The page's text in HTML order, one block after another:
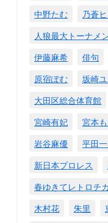
中野たむ
乃蒼
人狼最大トーナメ
伊藤麻希
俳句
原宿ぽむ
坂崎
大田区総合体育館
宮崎有妃
宮本
岩谷麻優
平田
新日本プロレス
春ゆきてレトロチカ
木村花
朱里